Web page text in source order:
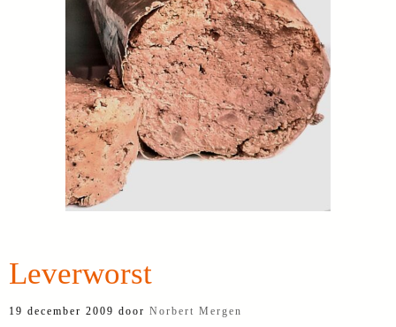
Leverworst
19 december 2009 door Norbert Mergen